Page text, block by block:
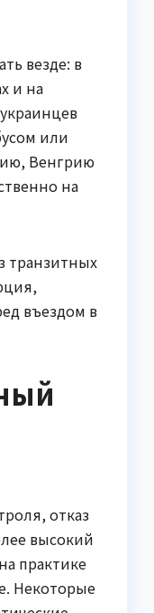
везде: в
и на
или
Венгрию
на
транзитных
въездом в
отказ
высокий
практике
Некоторые